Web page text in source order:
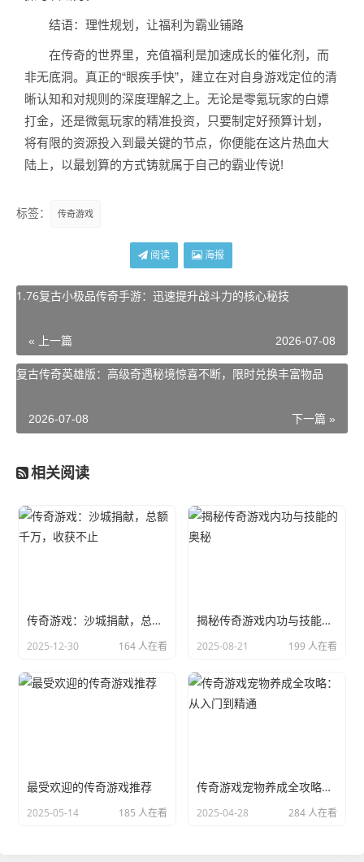
结语：理性规划，让福利为霸业铺路
在传奇的世界里，充值福利是加速成长的催化剂，而
非无底洞。真正的“眼疾手快”，建立在对自身游戏定位的清
晰认知和对规则的深度理解之上。无论是零氪玩家的白嫖
打金，还是微氪玩家的精准投资，只要制定好预算计划，
将有限的资源投入到最关键的节点，你便能在这片热血大
陆上，以最划算的方式铸就属于自己的霸业传说!
标签： 传奇游戏
阅读 海报
1.76复古小极品传奇手游：迅速提升战斗力的核心秘技
« 上一篇 2026-07-08
复古传奇英雄版：高级奇遇秘境惊喜不断，限时兑换丰富物品
下一篇 »
2026-07-08
相关阅读
传奇游戏：沙城捐献，总额千万，收获不止
2025-12-30 164 人在看
揭秘传奇游戏内功与技能的奥秘
2025-08-21 199 人在看
最受欢迎的传奇游戏推荐
2025-05-14 185 人在看
传奇游戏宠物养成全攻略：从入门到精通
2025-04-28 284 人在看